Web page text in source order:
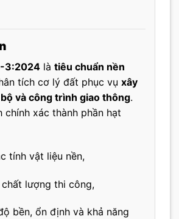
3:2024 là tiêu chuẩn nền
tích cơ lý đất phục vụ xây
và công trình giao thông.
chính xác thành phần hạt
tính vật liệu nền,
lượng thi công,
bền, ổn định và khả năng